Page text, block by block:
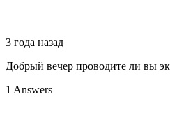
3 года назад
Добрый вечер проводите ли вы
1 Answers